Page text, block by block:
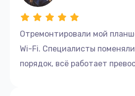
Отремонтировали мой
Wi-Fi. Специалисты
порядок, всё работает